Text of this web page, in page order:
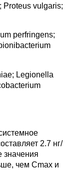
Proteus vulgaris;
perfringens;
Legionella
2.7 нг/
значения
чем Cmax и